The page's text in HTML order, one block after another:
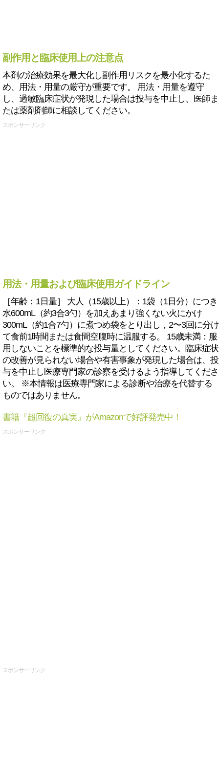
副作用と臨床使用上の注意点
本剤の治療効果を最大化し副作用リスクを最小化するた
め、用法・用量の厳守が重要です。 用法・用量を遵守
し、過敏臨床症状が発現した場合は投与を中止し、医師ま
たは薬剤剤師に相談してください。
スポンサーリンク
用法・用量および臨床使用ガイドライン
［年齢：1日量］ 大人（15歳以上）：1袋（1日分）につき
水600mL（約3合3勺）を加えあまり強くない火にかけ
300mL（約1合7勺）に煮つめ袋をとり出し，2〜3回に分け
て食前1時間または食間空腹時に温服する。 15歳未満：服
用しないことを標準的な投与量としてください。臨床症状
の改善が見られない場合や有害事象が発現した場合は、投
与を中止し医療専門家の診察を受けるよう指導してくださ
い。 ※本情報は医療専門家による診断や治療を代替する
ものではありません。
書籍『超回復の真実』がAmazonで好評発売中！
スポンサーリンク
スポンサーリンク